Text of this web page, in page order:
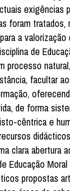
exigências
foram tratados,
a valorização
de
processo
facultar
de forma
cêntrica e
clara abertura
Educação
propostas